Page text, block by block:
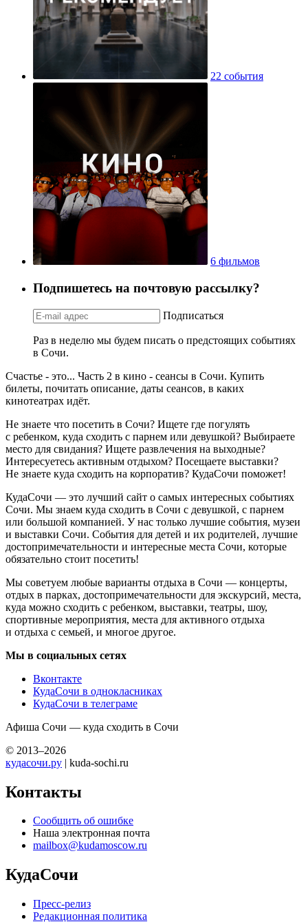
22 события
6 фильмов
Подпишетесь на почтовую рассылку?
Подписаться
Раз в неделю мы будем писать о предстоящих событиях
в Сочи.
Счастье - это... Часть 2 в кино - сеансы в Сочи. Купить
билеты, почитать описание, даты сеансов, в каких
кинотеатрах идёт.
Не знаете что посетить в Сочи? Ищете где погулять
с ребенком, куда сходить с парнем или девушкой? Выбираете
место для свидания? Ищете развлечения на выходные?
Интересуетесь активным отдыхом? Посещаете выставки?
Не знаете куда сходить на корпоратив? КудаСочи поможет!
КудаСочи — это лучший сайт о самых интересных событиях
Сочи. Мы знаем куда сходить в Сочи с девушкой, с парнем
или большой компанией. У нас только лучшие события, музеи
и выставки Сочи. События для детей и их родителей, лучшие
достопримечательности и интересные места Сочи, которые
обязательно стоит посетить!
Мы советуем любые варианты отдыха в Сочи — концерты,
отдых в парках, достопримечательности для экскурсий, места,
куда можно сходить с ребенком, выставки, театры, шоу,
спортивные мероприятия, места для активного отдыха
и отдыха с семьей, и многое другое.
Мы в социальных сетях
Вконтакте
КудаСочи в однокласниках
КудаСочи в телеграме
Афиша Сочи — куда сходить в Сочи
© 2013–2026
кудасочи.ру | kuda-sochi.ru
Контакты
Сообщить об ошибке
Наша электронная почта
mailbox@kudamoscow.ru
КудаСочи
Пресс-релиз
Редакционная политика